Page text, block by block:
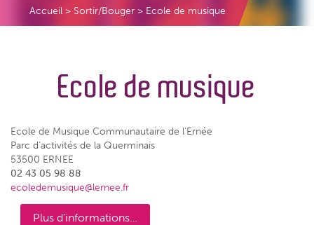
Accueil > Sortir/Bouger > Ecole de musique
Ecole de musique
Ecole de Musique Communautaire de l’Ernée
Parc d’activités de la Querminais
53500 ERNEE
02 43 05 98 88
ecoledemusique@lernee.fr
Plus d’informations…